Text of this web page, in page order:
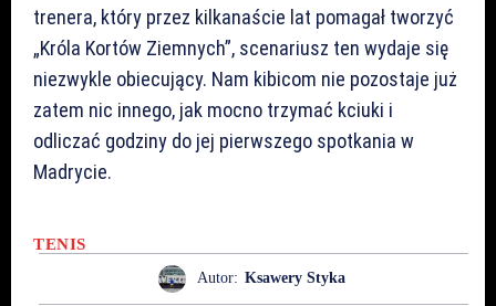
trenera, który przez kilkanaście lat pomagał tworzyć
„Króla Kortów Ziemnych”, scenariusz ten wydaje się
niezwykle obiecujący. Nam kibicom nie pozostaje już
zatem nic innego, jak mocno trzymać kciuki i
odliczać godziny do jej pierwszego spotkania w
Madrycie.
TENIS
Autor: Ksawery Styka